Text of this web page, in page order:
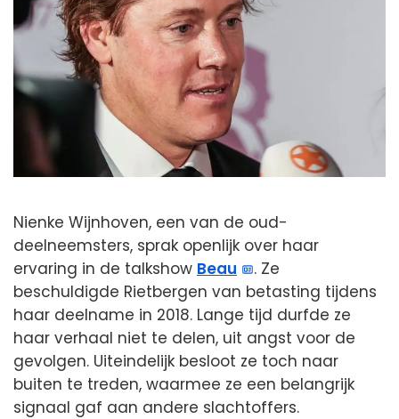
Nienke Wijnhoven, een van de oud-
deelneemsters, sprak openlijk over haar
ervaring in de talkshow Beau
. Ze
beschuldigde Rietbergen van betasting tijdens
haar deelname in 2018. Lange tijd durfde ze
haar verhaal niet te delen, uit angst voor de
gevolgen. Uiteindelijk besloot ze toch naar
buiten te treden, waarmee ze een belangrijk
signaal gaf aan andere slachtoffers.